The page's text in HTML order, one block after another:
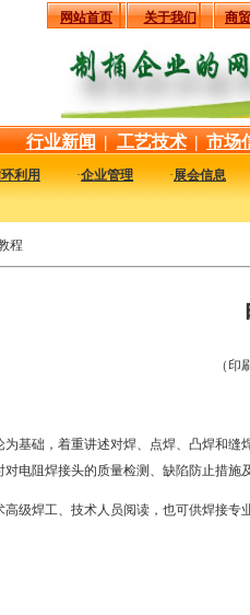
网站首页 关于我们 商
行业新闻 | 工艺技术 | 市场
利用 ·企业管理 ·展会信息
程
（印
基础，着重讲述对焊、点焊、凸焊和
电阻焊接头的质量检测、缺陷防止措施
级焊工、技术人员阅读，也可供焊接专